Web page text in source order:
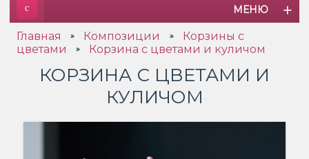
МЕНЮ
Главная » Композиции »
Корзины с
цветами
» Корзина с цветами и куличом
КОРЗИНА С ЦВЕТАМИ И
КУЛИЧОМ